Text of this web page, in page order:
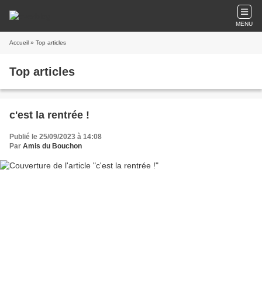
MENU
Accueil » Top articles
Top articles
c'est la rentrée !
Publié le 25/09/2023 à 14:08
Par Amis du Bouchon